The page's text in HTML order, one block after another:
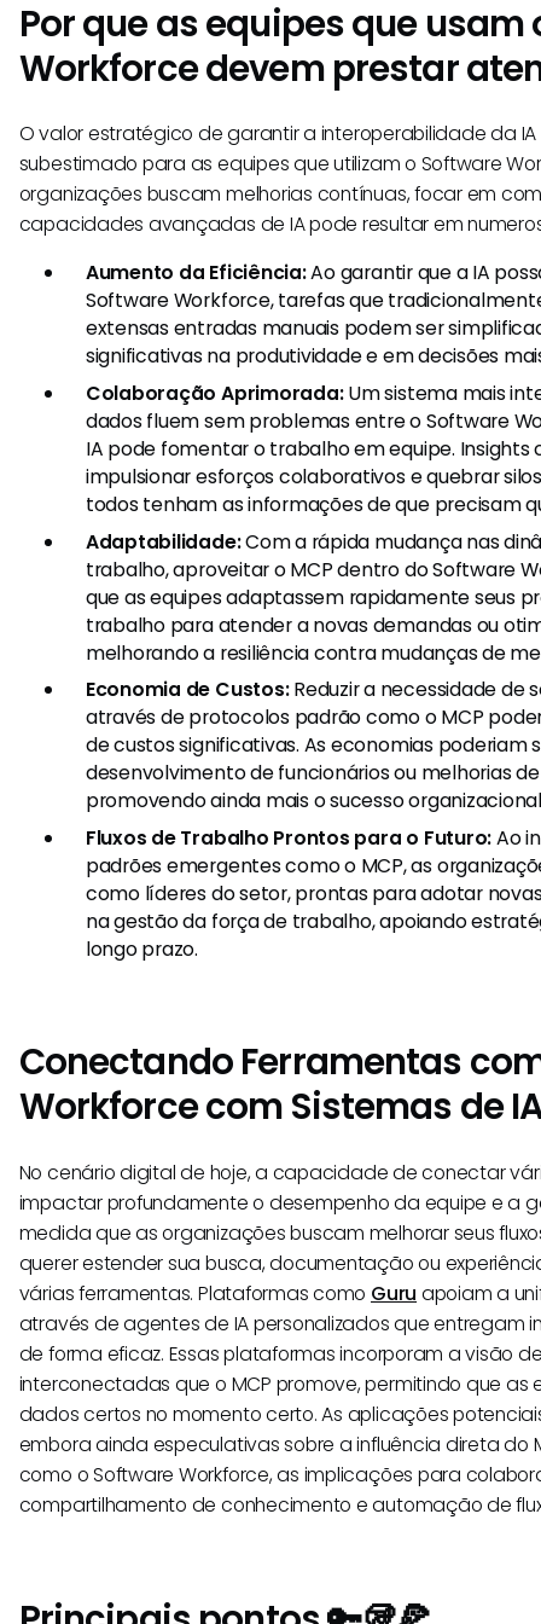
Por que as equipes que usam
Workforce devem prestar
O valor estratégico de garantir a interoperabilidade da
subestimado para as equipes que utilizam o Software
organizações buscam melhorias contínuas, focar em
capacidades avançadas de IA pode resultar em
Aumento da Eficiência:Ao garantir que a IA
Software Workforce, tarefas que
extensas entradas manuais podem ser
significativas na produtividade e em decisões
Colaboração Aprimorada:Um sistema mais
dados fluem sem problemas entre o Software
IA pode fomentar o trabalho em equipe.
impulsionar esforços colaborativos e quebrar
todos tenham as informações de que precisam
Adaptabilidade:Com a rápida mudança nas
trabalho, aproveitar o MCP dentro do Software
que as equipes adaptassem rapidamente seus
trabalho para atender a novas demandas ou
melhorando a resiliência contra mudanças de
Economia de Custos:Reduzir a necessidade de
através de protocolos padrão como o MCP
de custos significativas. As economias poderiam
desenvolvimento de funcionários ou melhorias
promovendo ainda mais o sucesso
Fluxos de Trabalho Prontos para o Futuro:Ao
padrões emergentes como o MCP, as
como líderes do setor, prontas para adotar
na gestão da força de trabalho, apoiando
longo prazo.
Conectando Ferramentas
Workforce com Sistemas de
No cenário digital de hoje, a capacidade de conectar
impactar profundamente o desempenho da equipe e a
medida que as organizações buscam melhorar seus
querer estender sua busca, documentação ou
várias ferramentas. Plataformas como Guru apoiam a
através de agentes de IA personalizados que entregam
de forma eficaz. Essas plataformas incorporam a visão
interconectadas que o MCP promove, permitindo que as
dados certos no momento certo. As aplicações
embora ainda especulativas sobre a influência direta do
como o Software Workforce, as implicações para
compartilhamento de conhecimento e automação de